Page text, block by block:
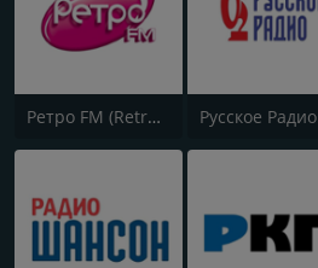
Ретро FM (Retro FM) Русское Радио